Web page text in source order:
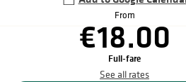
From
€18.00
Full-fare
See all rates